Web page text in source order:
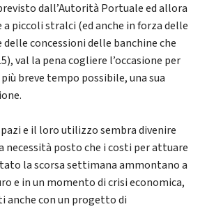
dall’Autorità Portuale ed allora
a piccoli stralci (ed anche in forza delle
delle concessioni delle banchine che
val la pena cogliere l’occasione per
breve tempo possibile, una sua
e il loro utilizzo sembra divenire
necessità posto che i costi per attuare
la scorsa settimana ammontano a
e in un momento di crisi economica,
anche con un progetto di